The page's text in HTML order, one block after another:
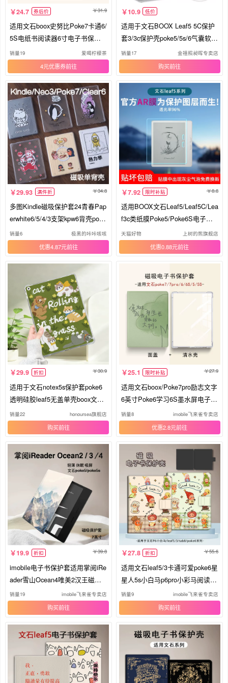
24.7 券后价 31.9
适用文石boox史努比Poke7卡通6/
5S电纸书阅读器6寸电子书保护
壳套
销量19 爱喝柠檬茶
4元优惠券
10.9 低价
适用于文石BOOX Leaf5 5C保护
套3/3c保护壳poke5/5s/6气囊软壳
go color7 page7英寸外壳墨水屏
电子书轻薄皮套
销量17 金禧照昶晖专卖店
购买
29.93 满件折 34.8
多图Kindle磁吸保护套24青春Pap
erwhite6/5/4/3支架kpw6背壳poke
7/6/5s清水壳neo3pro掌阅light4汉
王clear6p
销量6 极黑的咔咔咳咳
优惠4.87元
7.92 限时补贴 8.8
适用BOOX文石Leaf5/Leaf5C/Lea
f3c类纸膜Poke5/Poke6S电子阅
读器AR膜保护膜Leaf3电子书贴
膜非钢化膜屏幕膜
天猫好物 上树的熊旗舰店
优惠0.88元
29.9 折扣 30.9
适用于文石notex5s保护套poke6
透明硅胶leaf5无盖单壳boox文石t
10c阅读器poke5s高颜值go color7
二代tab10c
销量22 honoursea旗舰店
购买
25.1 限时补贴 27.9
适用文石boox/Poke7pro励志文字
6英寸Poke6学习6S墨水屏电子纸
Poke5/5S阅读器磁吸可拆分电子
书保护壳套简约
销量8 imobile飞来雀专卖店
优惠2.8元
19.9 折扣 39.8
imobile电子书保护套适用掌阅iRe
ader雪山Ocean4唯美2汉王磁吸
文石leaf3/tab8c风景mini小众pok
e5/6s阅读器壳
销量19 imobile飞来雀专卖店
购买
27.8 折扣 55.6
适用文石leaf5/3卡通可爱poke6星
星人5s小白马p6pro小彩马阅读器
tab8c磁吸Note电子书BOOX保护
套电纸书保护壳
销量9 imobile飞来雀专卖店
购买